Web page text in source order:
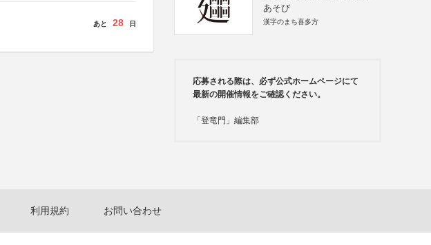
あと 28 日
あそび
漢字のまち喜多方
応募される際は、必ず公式ホームページにて
最新の開催情報をご確認ください。
「登竜門」編集部
利用規約 お問い合わせ